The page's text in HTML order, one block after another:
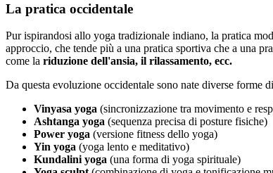
La pratica occidentale
Pur ispirandosi allo yoga tradizionale indiano, la pratica
approccio, che tende più a una pratica sportiva che a una
come la riduzione dell'ansia, il rilassamento, ecc.
Da questa evoluzione occidentale sono nate diverse forme
Vinyasa yoga (sincronizzazione tra movimento e
Ashtanga yoga (sequenza precisa di posture fisiche)
Power yoga (versione fitness dello yoga)
Yin yoga (yoga lento e meditativo)
Kundalini yoga (una forma di yoga spirituale)